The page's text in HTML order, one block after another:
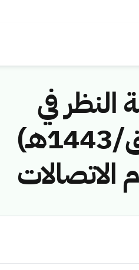
النظر في
مخالفات نظام الاتصالات رقم (42747640/ق/1443هـ)